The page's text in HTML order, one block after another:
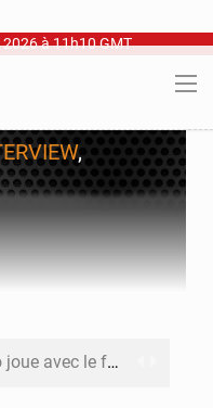
à 11h10 GMT
,
Bamako joue avec le feu